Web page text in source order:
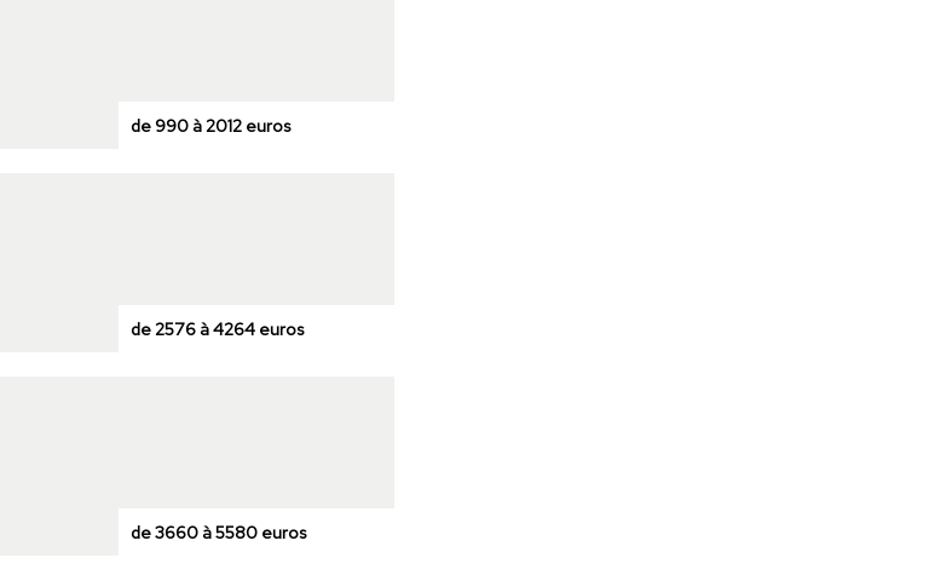
de 990 à 2012 euros
de 2576 à 4264 euros
de 3660 à 5580 euros